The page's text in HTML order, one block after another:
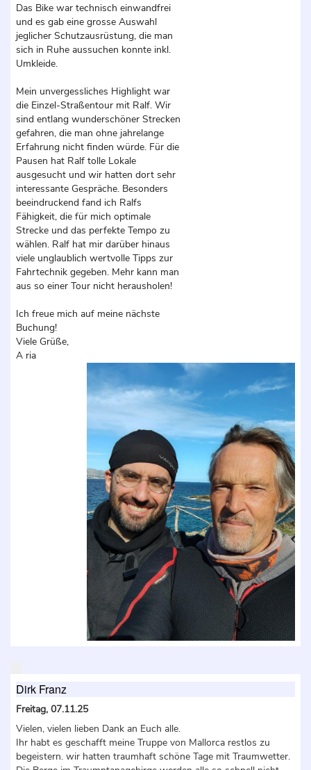
Das Bike war technisch einwandfrei
und es gab eine grosse Auswahl
jeglicher Schutzausrüstung, die man
sich in Ruhe aussuchen konnte inkl.
Umkleide.
Mein unvergessliches Highlight war
die Einzel-Straßentour mit Ralf. Wir
sind entlang wunderschöner Strecken
gefahren, die man ohne jahrelange
Erfahrung nicht finden würde. Für die
Pausen hat Ralf tolle Lokale
ausgesucht und wir hatten dort sehr
interessante Gespräche. Besonders
beeindruckend fand ich Ralfs
Fähigkeit, die für mich optimale
Strecke und das perfekte Tempo zu
wählen. Ralf hat mir darüber hinaus
viele unglaublich wertvolle Tipps zur
Fahrtechnik gegeben. Mehr kann man
aus so einer Tour nicht herausholen!
Ich freue mich auf meine nächste
Buchung!
Viele Grüße,
A ria
Dirk Franz
Freitag, 07.11.25
Vielen, vielen lieben Dank an Euch alle.
Ihr habt es geschafft meine Truppe von Mallorca restlos zu
begeistern. wir hatten traumhaft schöne Tage mit Traumwetter.